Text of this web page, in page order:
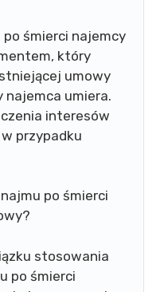
śmierci najemcy
który
umowy
najemca umiera.
interesów
przypadku
po śmierci
stosowania
po śmierci